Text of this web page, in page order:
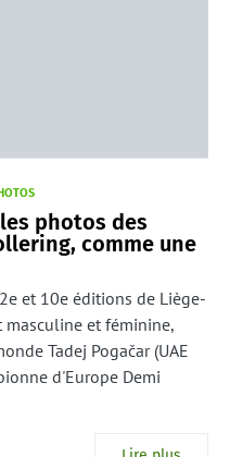
photos des
comme une
et 10e éditions de Liège-
masculine et féminine,
Tadej Pogačar (UAE
d'Europe Demi